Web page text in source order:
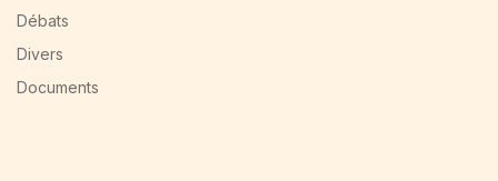
Débats
Divers
Documents